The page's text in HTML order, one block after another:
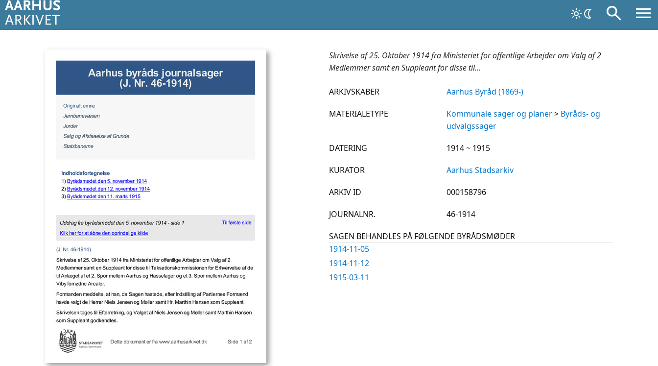
Skrivelse af 25. Oktober 1914 fra Ministeriet for offentlige Arbejder om Valg af 2
Medlemmer samt en Suppleant for disse til...
ARKIVSKABER Aarhus Byråd (1869-)
MATERIALETYPE Kommunale sager og planer> Byråds- og
udvalgssager
DATERING 1914 ~ 1915
KURATOR Aarhus Stadsarkiv
ARKIV ID 000158796
JOURNALNR. 46-1914
SAGEN BEHANDLES PÅ FØLGENDE BYRÅDSMØDER
1914-11-05
1914-11-12
1915-03-11